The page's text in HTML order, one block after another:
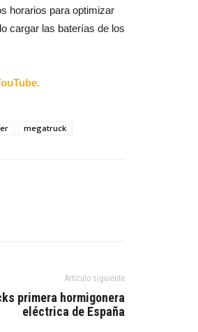
horarios para optimizar
cargar las baterías de los
megatruck
Artículo siguiente
primera hormigonera
eléctrica de España